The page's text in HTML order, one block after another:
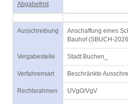
Abgabefrist
Ausschreibung
Anschaffung eines
Bauhof (SBUCH-
Vergabestelle Stadt Buchen_
Verfahrensart Beschränkte
Rechtsrahmen UVgO/VgV